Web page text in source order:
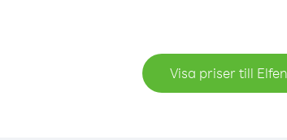
Visa priser till